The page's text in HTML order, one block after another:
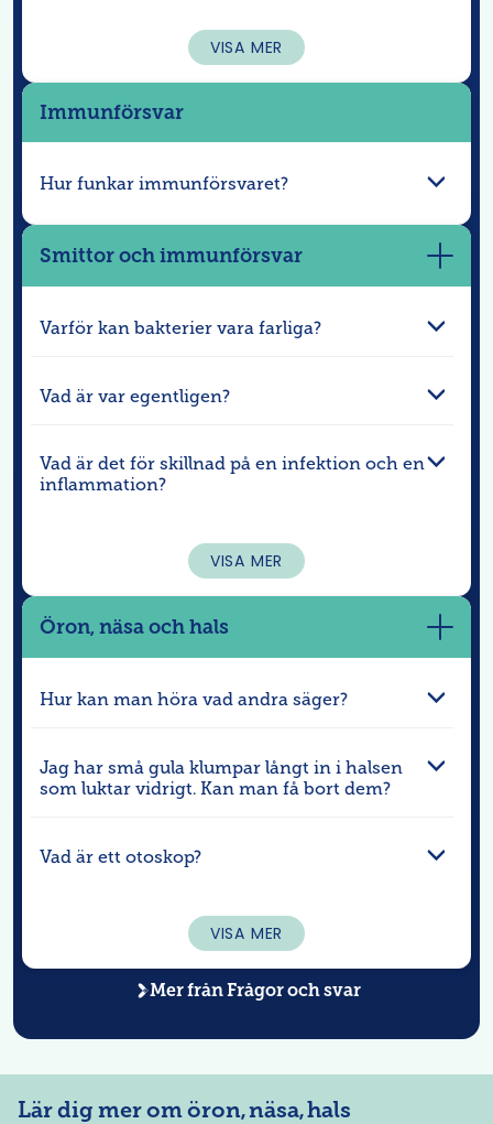
VISA MER
Immunförsvar
Hur funkar immunförsvaret?
mer
Smittor och immunförsvar
Varför kan bakterier vara farliga?
Vad är var egentligen?
Vad är det för skillnad på en infektion och en
inflammation?
VISA MER
mer
Öron, näsa och hals
Hur kan man höra vad andra säger?
Jag har små gula klumpar långt in i halsen
som luktar vidrigt. Kan man få bort dem?
Vad är ett otoskop?
VISA MER
Mer frånFrågor och svar
Lär dig mer om öron, näsa, hals